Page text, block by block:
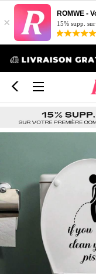
× 15% supp.